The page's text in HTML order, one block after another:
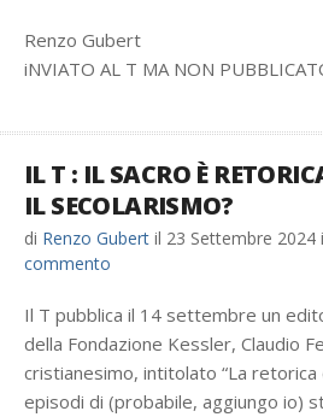
Renzo Gubert
iNVIATO AL T MA NON
IL T : IL SACRO È
IL SECOLARISMO?
di Renzo Gubert il 23 Settembre 2024
commento
Il T pubblica il 14 settembre un
della Fondazione Kessler, Claudio
cristianesimo, intitolato “La retorica
episodi di (probabile, aggiungo io)